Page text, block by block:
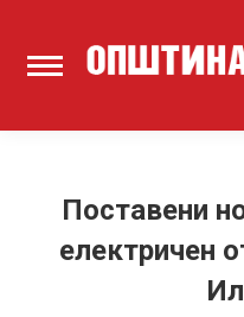
Поставени
електричен